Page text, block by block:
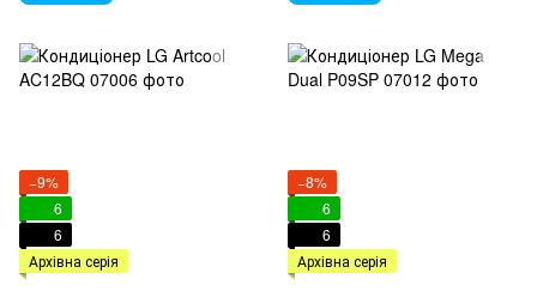
−9%
6
6
Архівна серія
−8%
6
6
Архівна серія